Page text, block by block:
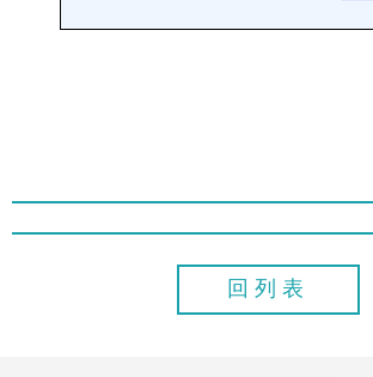
回列表